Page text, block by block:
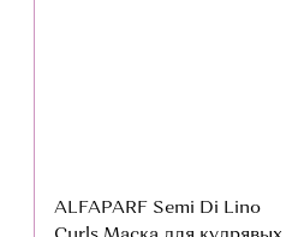
ALFAPARF Semi Di Lino